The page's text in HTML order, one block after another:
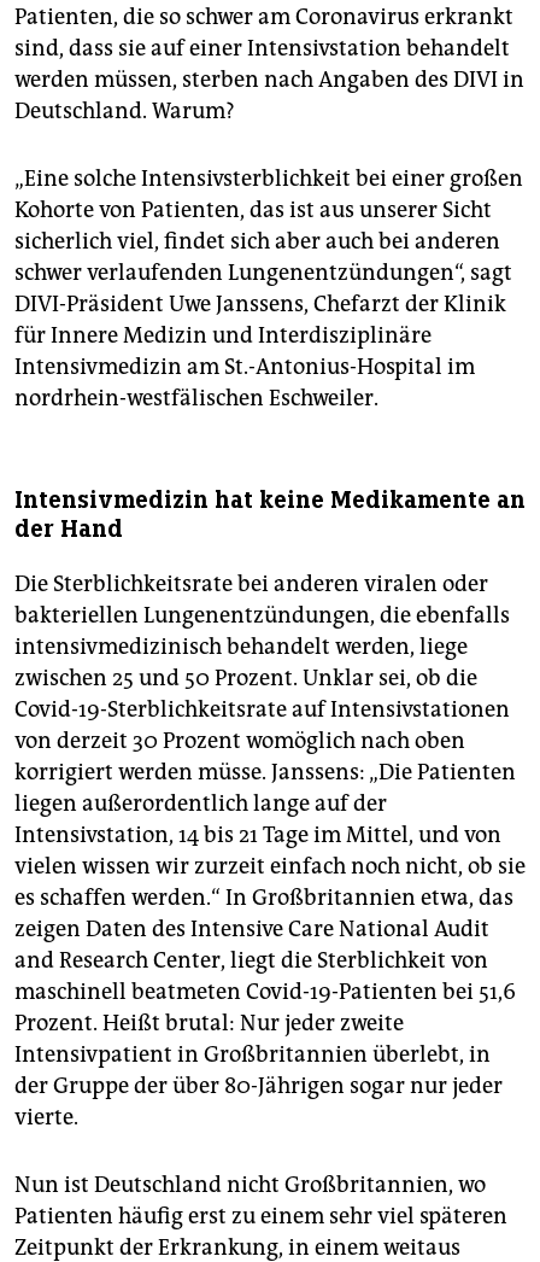
Patienten, die so schwer am Coronavirus erkrankt
sind, dass sie auf einer Intensivstation behandelt
werden müssen, sterben nach Angaben des DIVI in
Deutschland. Warum?
„Eine solche Intensivsterblichkeit bei einer großen
Kohorte von Patienten, das ist aus unserer Sicht
sicherlich viel, findet sich aber auch bei anderen
schwer verlaufenden Lungenentzündungen“, sagt
DIVI-Präsident Uwe Janssens, Chefarzt der Klinik
für Innere Medizin und Interdisziplinäre
Intensivmedizin am St.-Antonius-Hospital im
nordrhein-westfälischen Eschweiler.
Intensivmedizin hat keine Medikamente an
der Hand
Die Sterblichkeitsrate bei anderen viralen oder
bakteriellen Lungenentzündungen, die ebenfalls
intensivmedizinisch behandelt werden, liege
zwischen 25 und 50 Prozent. Unklar sei, ob die
Covid-19-Sterblichkeitsrate auf Intensivstationen
von derzeit 30 Prozent womöglich nach oben
korrigiert werden müsse. Janssens: „Die Patienten
liegen außerordentlich lange auf der
Intensivstation, 14 bis 21 Tage im Mittel, und von
vielen wissen wir zurzeit einfach noch nicht, ob sie
es schaffen werden.“ In Großbritannien etwa, das
zeigen Daten des Intensive Care National Audit
and Research Center, liegt die Sterblichkeit von
maschinell beatmeten Covid-19-Patienten bei 51,6
Prozent. Heißt brutal: Nur jeder zweite
Intensivpatient in Großbritannien überlebt, in
der Gruppe der über 80-Jährigen sogar nur jeder
vierte.
Nun ist Deutschland nicht Großbritannien, wo
Patienten häufig erst zu einem sehr viel späteren
Zeitpunkt der Erkrankung, in einem weitaus